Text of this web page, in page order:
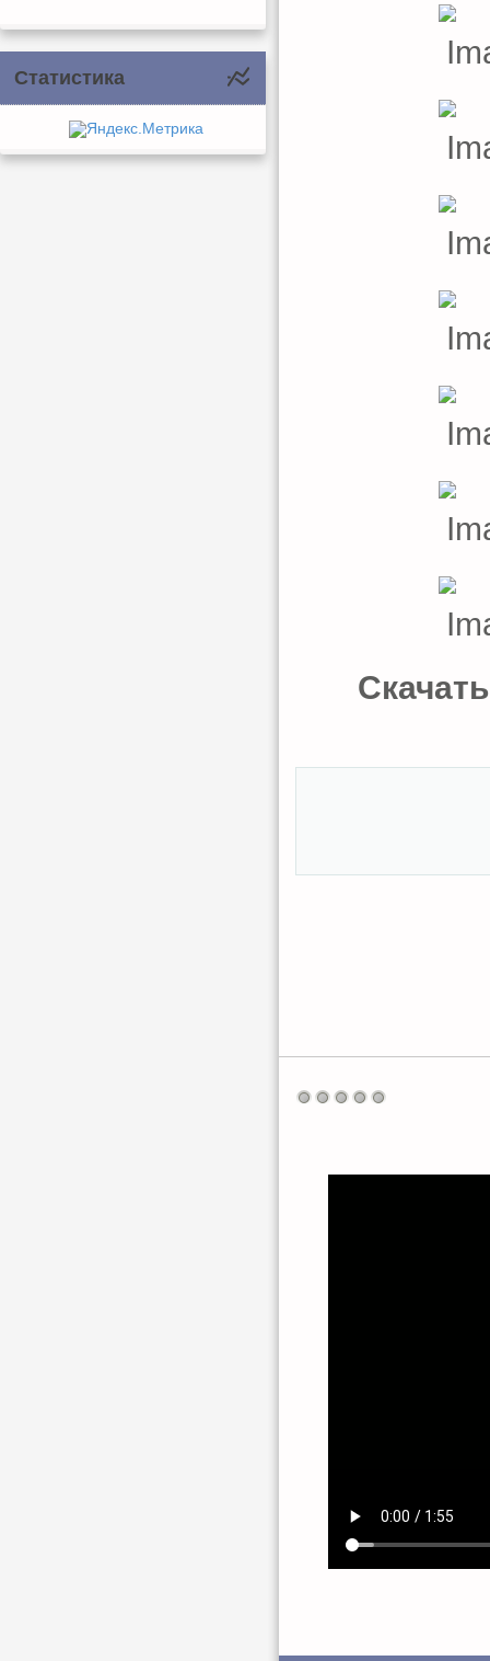
Статистика